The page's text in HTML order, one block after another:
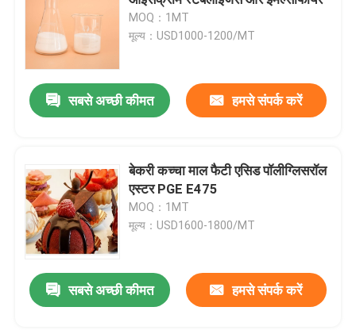
E471 खाद्य पायसीकारी
खाद्य ग्रेड पायसीकारी
डिस्टिल्ड मोनोग्लिसराइड
मोनो और डाइग्लिसराइड्स
ग्लिसरॉल मोनोस्टियरेट
MOQ：1MT
मूल्य：USD1000-1200/MT
सबसे अच्छी कीमत हमसे संपर्क करें
बेकरी कच्चा माल फैटी एसिड पॉलीग्लिसरॉल
एस्टर PGE E475
MOQ：1MT
मूल्य：USD1600-1800/MT
सबसे अच्छी कीमत हमसे संपर्क करें